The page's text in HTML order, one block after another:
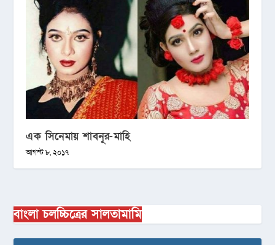
এক সিনেমায় শাবনূর-মাহি
আগস্ট ৮, ২০১৭
বাংলা চলচ্চিত্রের সালতামামি